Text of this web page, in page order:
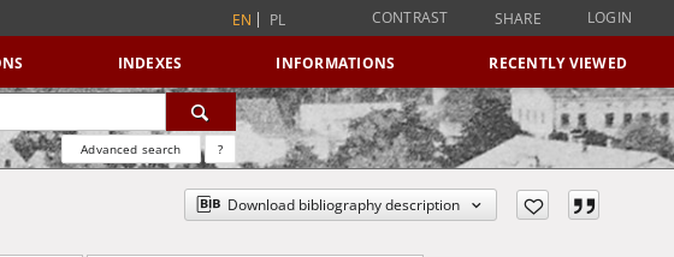
EN PL CONTRAST SHARE LOGIN
INDEXES INFORMATIONS RECENTLY VIEWED
Advanced search ?
Download bibliography description